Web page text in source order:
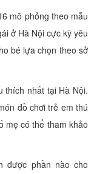
mô phỏng theo mẫu
ở Hà Nội cực kỳ yêu
bé lựa chọn theo sở
thích nhất tại Hà Nội.
đồ chơi trẻ em thú
mẹ có thể tham khảo
được phần nào cho